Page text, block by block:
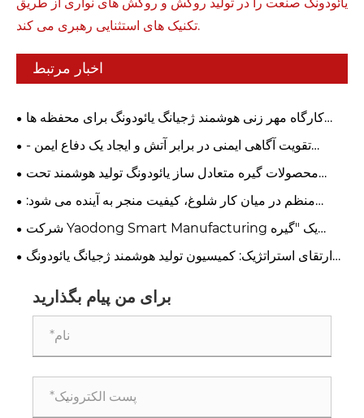
تکنیک های استثنایی رهبری می کند.
اخبار مرتبط
کارگاه مهر زنی هوشمند ژجیانگ یائودونگ برای محفظه ها
رسماً تولید را آغاز کرد و نقطه عطف جدیدی در بهبود کیفیت و
افزایش کارایی را رقم زد.
تقویت آگاهی ایمنی در برابر آتش و ایجاد یک دفاع ایمن -
شرکت فناوری ساخت هوشمند ژجیانگ یائودونگ، آموزشی
آموزشی ایمنی در برابر آتش را انجام می دهد.
محصولات گیره متعادل ساز یائودونگ تولید هوشمند تحت
ارتقاء جامع قرار می گیرند، فناوری مهر زنی دقیق عملکرد
موتور کارآمد را تقویت می کند
منظم در میان کار شلوغ، کیفیت منجر به آینده می شود:
کارگاه Yaodong به شدت کیفیت را کنترل می کند و یک
"خندق" محکم برای رقابت محصول می سازد
شرکت Yaodong Smart Manufacturing یک "گیره
کاشی مغناطیسی" اختصاصی برای سرعت بخشیدن به ارتقاء
ارتقای استراتژیک: کمیسیون تولید هوشمند ژجیانگ یائودونگ
برای من پیام بگذارید